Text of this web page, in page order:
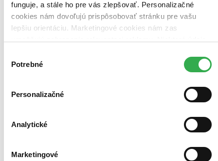
funguje, a stále ho pre vás zlepšovať. Personalizačné
cookies nám dovoľujú prispôsobovať stránku pre vašu
lepšiu orientáciu. Marketingové cookies nám zas
keby sme mohli používať všetky tieto cookies. Ďakujeme!
súhlasu
Potrebné
Personalizačné
Analytické
Marketingové